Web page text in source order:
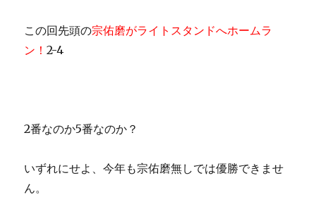
この回先頭の宗佑磨がライトスタンドへホームラ
ン！2-4
2番なのか5番なのか？
いずれにせよ、今年も宗佑磨無しでは優勝できませ
ん。